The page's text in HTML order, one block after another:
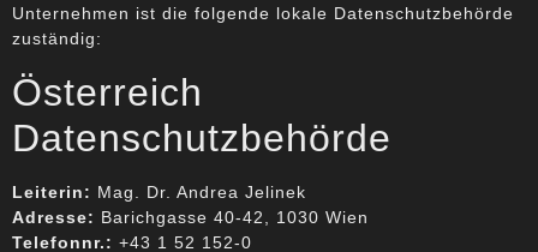
Unternehmen ist die folgende lokale Datenschutzbehörde
zuständig:
Österreich
Datenschutzbehörde
Leiterin: Mag. Dr. Andrea Jelinek
Adresse: Barichgasse 40-42, 1030 Wien
Telefonnr.: +43 1 52 152-0